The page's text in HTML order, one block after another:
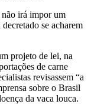
irá impor um
se acharem
projeto de lei, na
de carne
revisassem “a
sobre o Brasil
da vaca louca.